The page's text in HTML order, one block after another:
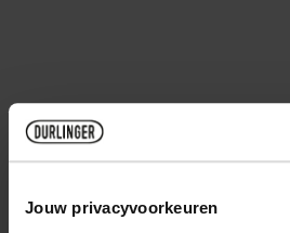
Jouw privacyvoorkeuren